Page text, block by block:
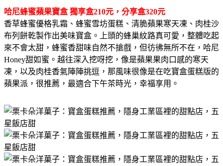
哈尼蜂蜜蘋果寶盒 獨享盒210元，分享盒320元
香草蜂蜜優格乳霜、蜂蜜雪坊蛋糕、清脆蘋果寒天凍、肉桂沙
布列餅乾製作出美味寶盒。上頭的蜂巢紋路真可愛，整體吃起
來不會太甜，蜂蜜香甜味自然不搶戲，但彷彿無所不在，哈尼
Honey甜如蜜。越往深入挖呀挖，像是蘋果果肉口感的寒天
凍，以及肉桂香氣陣陣挑逗，那風味很像是在吃寶盒蛋糕版的
蘋果派，很推薦，最適合下午茶時光，幸福享用。